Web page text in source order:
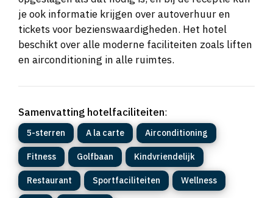
je ook informatie krijgen over autoverhuur en
tickets voor bezienswaardigheden. Het hotel
beschikt over alle moderne faciliteiten zoals liften
en airconditioning in alle ruimtes.
Samenvatting hotelfaciliteiten:
5-sterren A la carte Airconditioning
Fitness Golfbaan Kindvriendelijk
Restaurant Sportfaciliteiten Wellness